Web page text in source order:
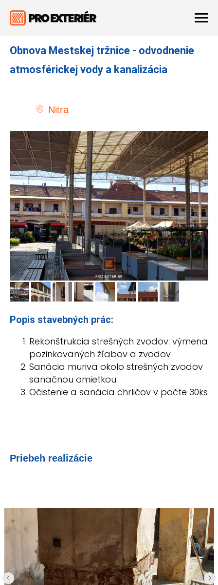
Obnova Mestskej tržnice - odvodnenie
atmosférickej vody a kanalizácia
Nitra
Popis stavebných prác:
Rekonštrukcia strešných zvodov: výmena
pozinkovaných žľabov a zvodov
Sanácia muriva okolo strešných zvodov
sanačnou omietkou
Očistenie a sanácia chrličov v počte 30ks
Priebeh realizácie